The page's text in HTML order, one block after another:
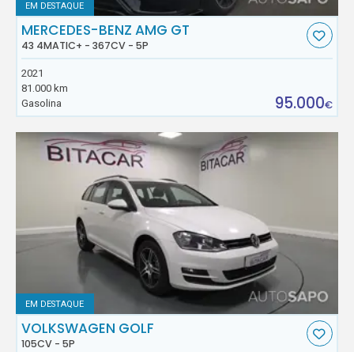
EM DESTAQUE
MERCEDES-BENZ AMG GT
43 4MATIC+ - 367CV - 5P
2021
81.000 km
Gasolina
95.000€
EM DESTAQUE
VOLKSWAGEN GOLF
105CV - 5P